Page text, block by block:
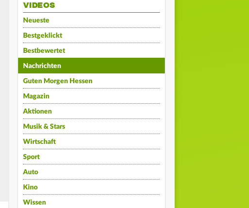
VIDEOS
Neueste
Bestgeklickt
Bestbewertet
Nachrichten
Guten Morgen Hessen
Magazin
Aktionen
Musik & Stars
Wirtschaft
Sport
Auto
Kino
Wissen